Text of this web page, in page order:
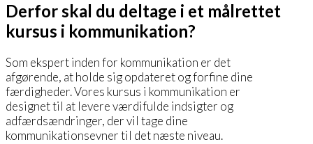
Derfor skal du deltage i et målrettet
kursus i kommunikation?
Som ekspert inden for kommunikation er det
afgørende, at holde sig opdateret og forfine dine
færdigheder. Vores kursus i kommunikation er
designet til at levere værdifulde indsigter og
adfærdsændringer, der vil tage dine
kommunikationsevner til det næste niveau.